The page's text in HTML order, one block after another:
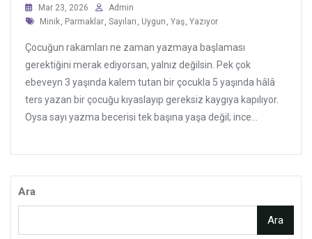
Mar 23, 2026
Admin
Tags
Minik, Parmaklar, Sayıları , Uygun , Yaş, Yazıyor
Çocuğun rakamları ne zaman yazmaya başlaması
gerektiğini merak ediyorsan, yalnız değilsin. Pek çok
ebeveyn 3 yaşında kalem tutan bir çocukla 5 yaşında hâlâ
ters yazan bir çocuğu kıyaslayıp gereksiz kaygıya kapılıyor.
Oysa sayı yazma becerisi tek başına yaşa değil; ince...
Ara
Ara